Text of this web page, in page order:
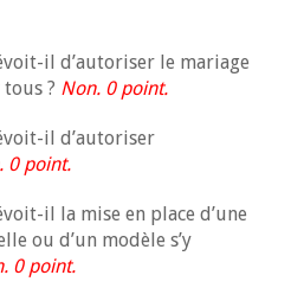
il d’autoriser le mariage
? Non. 0 point.
il d’autoriser
0 point.
il la mise en place d’une
ou d’un modèle s’y
0 point.